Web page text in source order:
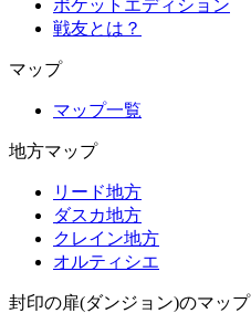
ポケットエディション
戦友とは？
マップ
マップ一覧
地方マップ
リード地方
ダスカ地方
クレイン地方
オルティシエ
封印の扉(ダンジョン)のマップ